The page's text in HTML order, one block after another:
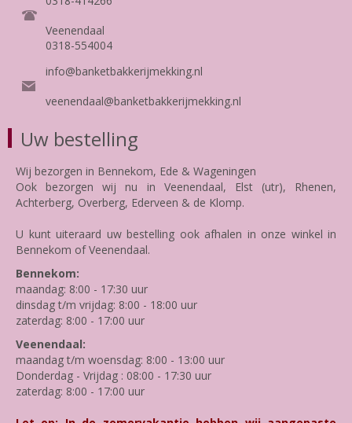
Veenendaal
0318-554004
info@banketbakkerijmekking.nl
veenendaal@banketbakkerijmekking.nl
Uw bestelling
Wij bezorgen in Bennekom, Ede & Wageningen
Ook bezorgen wij nu in Veenendaal, Elst (utr), Rhenen,
Achterberg, Overberg, Ederveen & de Klomp.
U kunt uiteraard uw bestelling ook afhalen in onze winkel in
Bennekom of Veenendaal.
Bennekom:
maandag: 8:00 - 17:30 uur
dinsdag t/m vrijdag: 8:00 - 18:00 uur
zaterdag: 8:00 - 17:00 uur
Veenendaal:
maandag t/m woensdag: 8:00 - 13:00 uur
Donderdag - Vrijdag : 08:00 - 17:30 uur
zaterdag: 8:00 - 17:00 uur